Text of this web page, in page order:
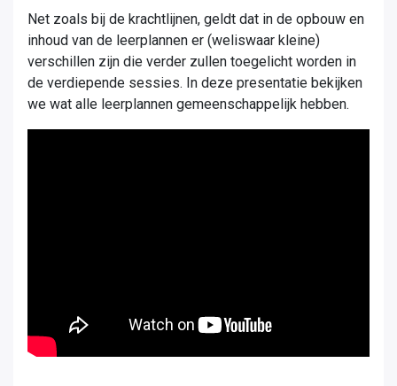
Net zoals bij de krachtlijnen, geldt dat in de opbouw en
inhoud van de leerplannen er (weliswaar kleine)
verschillen zijn die verder zullen toegelicht worden in
de verdiepende sessies. In deze presentatie bekijken
we wat alle leerplannen gemeenschappelijk hebben.